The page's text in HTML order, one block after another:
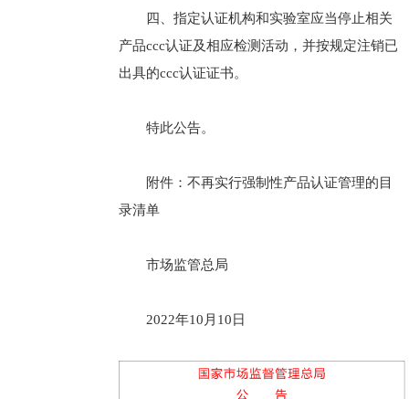
四、指定认证机构和实验室应当停止相关
产品ccc认证及相应检测活动，并按规定注销已
出具的ccc认证证书。
特此公告。
附件：不再实行强制性产品认证管理的目
录清单
市场监管总局
2022年10月10日